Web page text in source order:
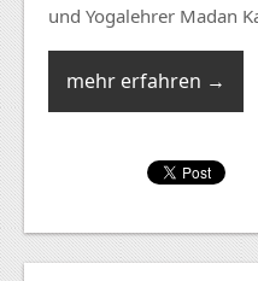
und Yogalehrer Madan
mehr erfahren →